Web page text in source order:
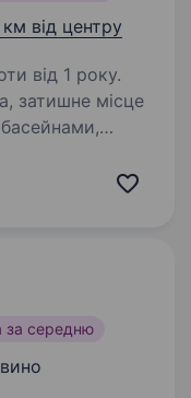
від центру
від 1 року.
затишне місце
гостям
за середню